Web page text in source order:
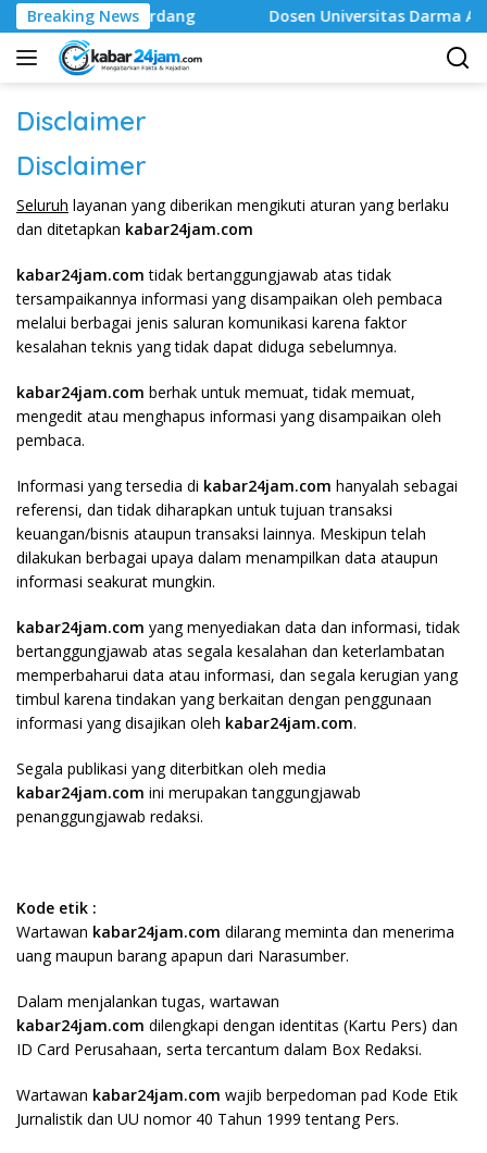
Langsung
ke
konten
Breaking News
Deli Serdang Dosen Universitas Darma Agung
Disclaimer
Disclaimer
Seluruh layanan yang diberikan mengikuti aturan yang berlaku
dan ditetapkan kabar24jam.com
kabar24jam.com tidak bertanggungjawab atas tidak
tersampaikannya informasi yang disampaikan oleh pembaca
melalui berbagai jenis saluran komunikasi karena faktor
kesalahan teknis yang tidak dapat diduga sebelumnya.
kabar24jam.com berhak untuk memuat, tidak memuat,
mengedit atau menghapus informasi yang disampaikan oleh
pembaca.
Informasi yang tersedia di kabar24jam.com hanyalah sebagai
referensi, dan tidak diharapkan untuk tujuan transaksi
keuangan/bisnis ataupun transaksi lainnya. Meskipun telah
dilakukan berbagai upaya dalam menampilkan data ataupun
informasi seakurat mungkin.
kabar24jam.com yang menyediakan data dan informasi, tidak
bertanggungjawab atas segala kesalahan dan keterlambatan
memperbaharui data atau informasi, dan segala kerugian yang
timbul karena tindakan yang berkaitan dengan penggunaan
informasi yang disajikan oleh kabar24jam.com.
Segala publikasi yang diterbitkan oleh media
kabar24jam.com ini merupakan tanggungjawab
penanggungjawab redaksi.
Kode etik :
Wartawan kabar24jam.com dilarang meminta dan menerima
uang maupun barang apapun dari Narasumber.
Dalam menjalankan tugas, wartawan
kabar24jam.com dilengkapi dengan identitas (Kartu Pers) dan
ID Card Perusahaan, serta tercantum dalam Box Redaksi.
Wartawan kabar24jam.com wajib berpedoman pad Kode Etik
Jurnalistik dan UU nomor 40 Tahun 1999 tentang Pers.